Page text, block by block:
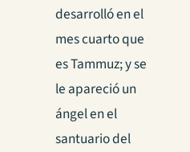
desarrolló en el
mes cuarto que
es Tammuz; y se
le apareció un
ángel en el
santuario del